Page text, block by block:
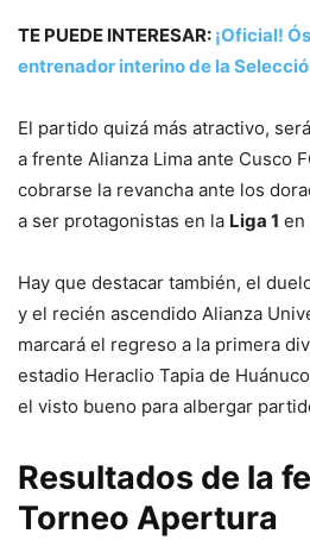
TE PUEDE INTERESAR: ¡Oficial!
entrenador interino de la
El partido quizá más atractivo,
a frente Alianza Lima ante Cusco
cobrarse la revancha ante los
a ser protagonistas en la Liga 1 en
Hay que destacar también, el
y el recién ascendido Alianza
marcará el regreso a la primera
estadio Heraclio Tapia de
el visto bueno para albergar
Resultados de la
Torneo Apertura